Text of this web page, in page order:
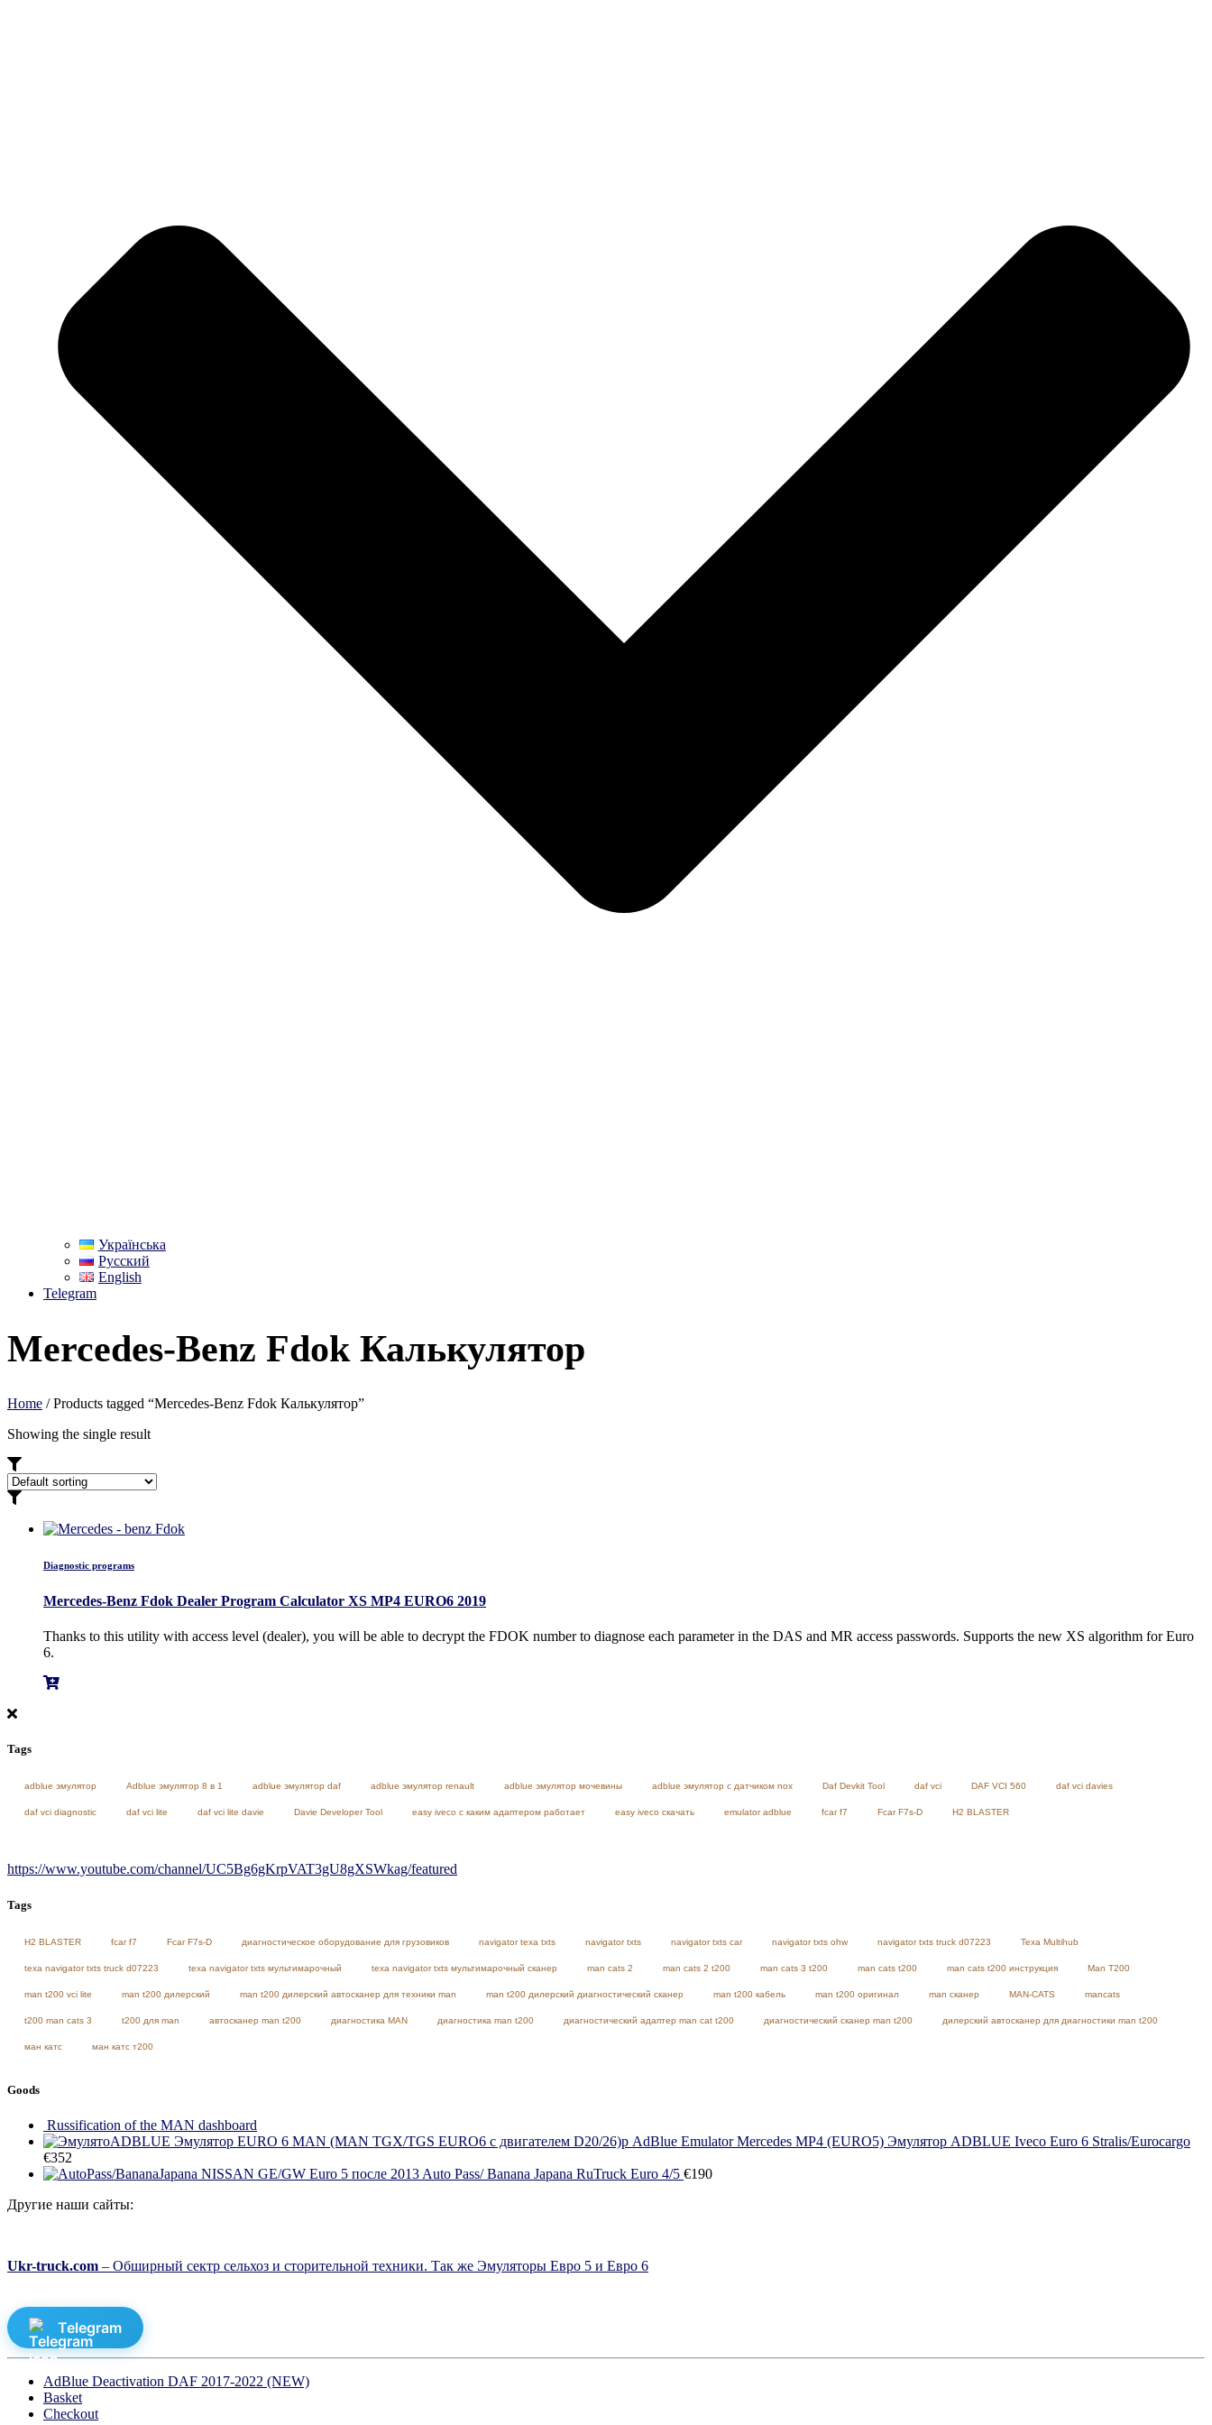
Українська
Русский
English
Telegram
Mercedes-Benz Fdok Калькулятор
Home / Products tagged “Mercedes-Benz Fdok Калькулятор”
Showing the single result
Diagnostic programs
Mercedes-Benz Fdok Dealer Program Calculator XS MP4 EURO6 2019
Thanks to this utility with access level (dealer), you will be able to decrypt the FDOK number to diagnose each parameter in the DAS and MR access passwords. Supports the new XS algorithm for Euro
6.
Tags
adblue эмулятор Adblue эмулятор 8 в 1 adblue эмулятор daf adblue эмулятор renault adblue эмулятор мочевины adblue эмулятор с датчиком nox Daf Devkit Tool daf vci DAF VCI 560 daf vci davies
daf vci diagnostic daf vci lite daf vci lite davie Davie Developer Tool easy iveco с каким адаптером работает easy iveco скачать emulator adblue fcar f7 Fcar F7s-D H2 BLASTER
https://www.youtube.com/channel/UC5Bg6gKrpVAT3gU8gXSWkag/featured
Tags
H2 BLASTER fcar f7 Fcar F7s-D диагностическое оборудование для грузовиков navigator texa txts navigator txts navigator txts car navigator txts ohw navigator txts truck d07223 Texa Multihub
texa navigator txts truck d07223 texa navigator txts мультимарочный texa navigator txts мультимарочный сканер man cats 2 man cats 2 t200 man cats 3 t200 man cats t200 man cats t200 инструкция Man T200
man t200 vci lite man t200 дилерский man t200 дилерский автосканер для техники man man t200 дилерский диагностический сканер man t200 кабель man t200 оригинал man сканер MAN-CATS mancats
t200 man cats 3 t200 для man автосканер man t200 диагностика MAN диагностика man t200 диагностический адаптер man cat t200 диагностический сканер man t200 дилерский автосканер для диагностики man t200
ман катс ман катс т200
Goods
Russification of the MAN dashboard
Эмулятор ADBLUE Iveco Euro 6 Stralis/Eurocargo
€352
Auto Pass/ Banana Japana RuTruck Euro 4/5 €190
Другие наши сайты:
Ukr-truck.com – Обширный сектр сельхоз и сторительной техники. Так же Эмуляторы Евро 5 и Евро 6
Telegram
AdBlue Deactivation DAF 2017-2022 (NEW)
Basket
Checkout